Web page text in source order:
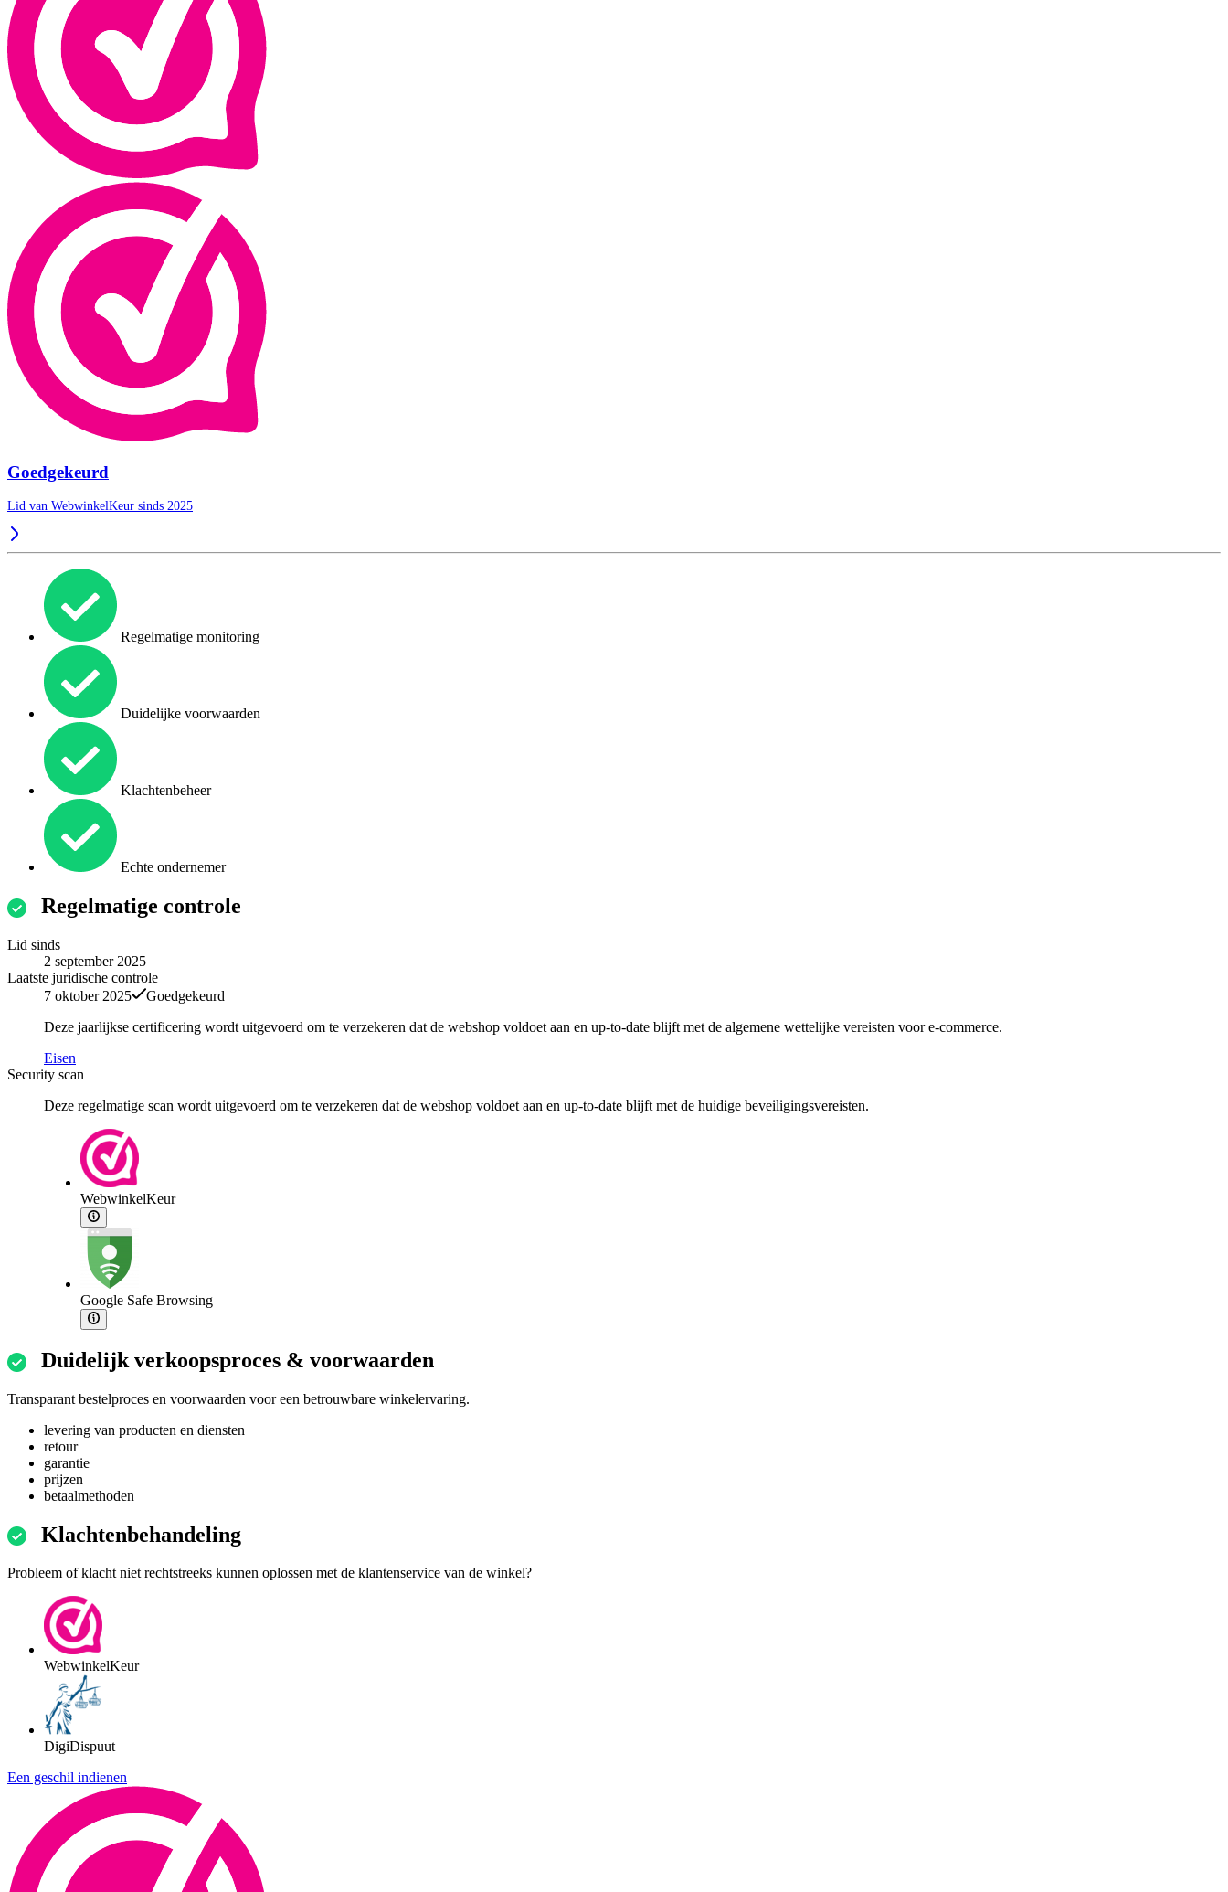
Goedgekeurd
Lid van WebwinkelKeur sinds 2025
Regelmatige monitoring
Duidelijke voorwaarden
Klachtenbeheer
Echte ondernemer
Regelmatige controle
Lid sinds
2 september 2025
Laatste juridische controle
7 oktober 2025
Goedgekeurd
Deze jaarlijkse certificering wordt uitgevoerd om te verzekeren dat de webshop voldoet aan en up-to-date blijft met de algemene wettelijke vereisten voor e-commerce.
Eisen
Security scan
Deze regelmatige scan wordt uitgevoerd om te verzekeren dat de webshop voldoet aan en up-to-date blijft met de huidige beveiligingsvereisten.
WebwinkelKeur
Google Safe Browsing
Duidelijk verkoopsproces & voorwaarden
Transparant bestelproces en voorwaarden voor een betrouwbare winkelervaring.
levering van producten en diensten
retour
garantie
prijzen
betaalmethoden
Klachtenbehandeling
Probleem of klacht niet rechtstreeks kunnen oplossen met de klantenservice van de winkel?
WebwinkelKeur
DigiDispuut
Een geschil indienen